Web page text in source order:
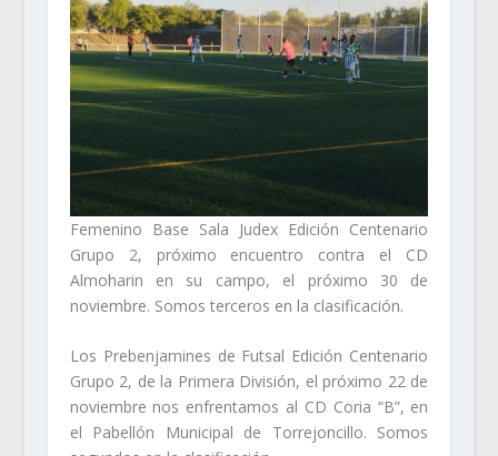
Femenino Base Sala Judex Edición Centenario
Grupo 2, próximo encuentro contra el CD
Almoharin en su campo, el próximo 30 de
noviembre. Somos terceros en la clasificación.
Los Prebenjamines de Futsal Edición Centenario
Grupo 2, de la Primera División, el próximo 22 de
noviembre nos enfrentamos al CD Coria “B”, en
el Pabellón Municipal de Torrejoncillo. Somos